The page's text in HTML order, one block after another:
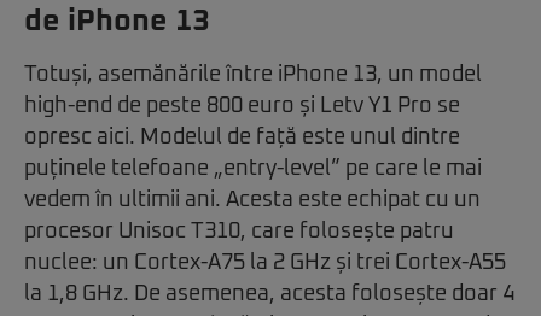
de iPhone 13
Totuși, asemănările între iPhone 13, un model
high-end de peste 800 euro și Letv Y1 Pro se
opresc aici. Modelul de față este unul dintre
puținele telefoane „entry-level” pe care le mai
vedem în ultimii ani. Acesta este echipat cu un
procesor Unisoc T310, care folosește patru
nuclee: un Cortex-A75 la 2 GHz și trei Cortex-A55
la 1,8 GHz. De asemenea, acesta folosește doar 4